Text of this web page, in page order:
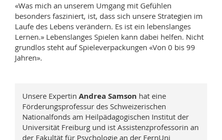
«Was mich an unserem Umgang mit Gefühlen
besonders fasziniert, ist, dass sich unsere Strategien im
Laufe des Lebens verändern. Es ist ein lebenslanges
Lernen.» Lebenslanges Spielen kann dabei helfen. Nicht
grundlos steht auf Spieleverpackungen «Von 0 bis 99
Jahren».
Unsere Expertin Andrea Samson hat eine
Förderungsprofessur des Schweizerischen
Nationalfonds am Heil­pädagogischen Institut der
Universität Freiburg und ist Assistenzprofessorin an
der Fakultät für Psychologie an der FernUni